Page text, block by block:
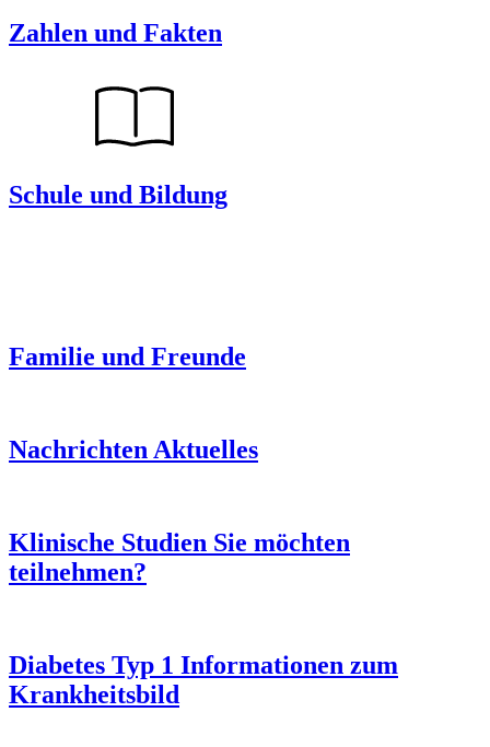
Zahlen und Fakten
Schule und Bildung
Familie und Freunde
Nachrichten Aktuelles
Klinische Studien Sie möchten
teilnehmen?
Diabetes Typ 1 Informationen zum
Krankheitsbild